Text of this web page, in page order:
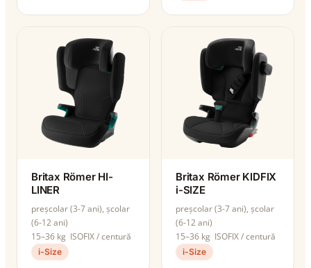
Britax Römer HI-
LINER
preșcolar (3-7 ani), școlar
(6-12 ani)
15–36 kg ISOFIX / centură
i-Size
Britax Römer KIDFIX
i-SIZE
preșcolar (3-7 ani), școlar
(6-12 ani)
15–36 kg ISOFIX / centură
i-Size